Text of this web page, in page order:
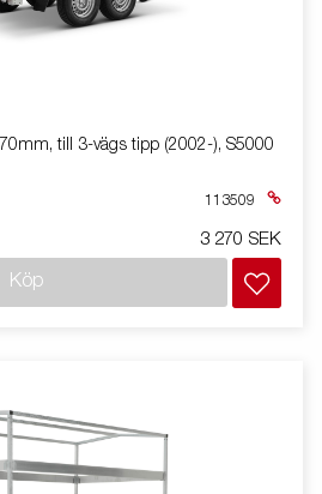
till 3-vägs tipp (2002-), S5000
113509
3 270 SEK
Köp